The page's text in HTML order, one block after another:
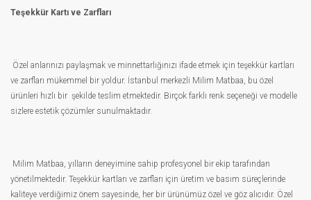
Teşekkür Kartı ve Zarfları
Özel anlarınızı paylaşmak ve minnettarlığınızı ifade etmek için teşekkür kartları
ve zarfları mükemmel bir yoldur. İstanbul merkezli Milim Matbaa, bu özel
ürünleri hızlı bir şekilde teslim etmektedir. Birçok farklı renk seçeneği ve modelle
sizlere estetik çözümler sunulmaktadır.
Milim Matbaa, yılların deneyimine sahip profesyonel bir ekip tarafından
yönetilmektedir. Teşekkür kartları ve zarfları için üretim ve basım süreçlerinde
kaliteye verdiğimiz önem sayesinde, her bir ürünümüz özel ve göz alıcıdır. Özel